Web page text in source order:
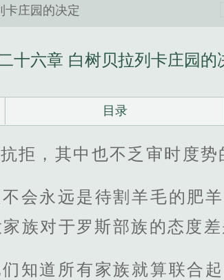
卡庄园的决定
十六章 白树贝拉列卡庄园的
目录
拒，其中也不乏审时度势
会永远是待割羊毛的肥
族对于罗斯部族的态度差
知道所有家族就算联合